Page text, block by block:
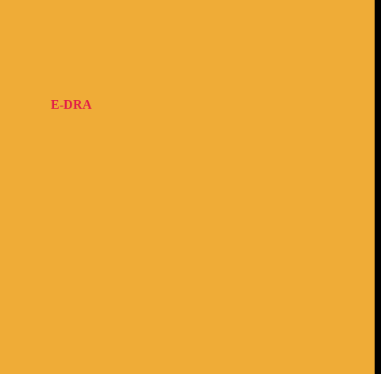
E-DRA